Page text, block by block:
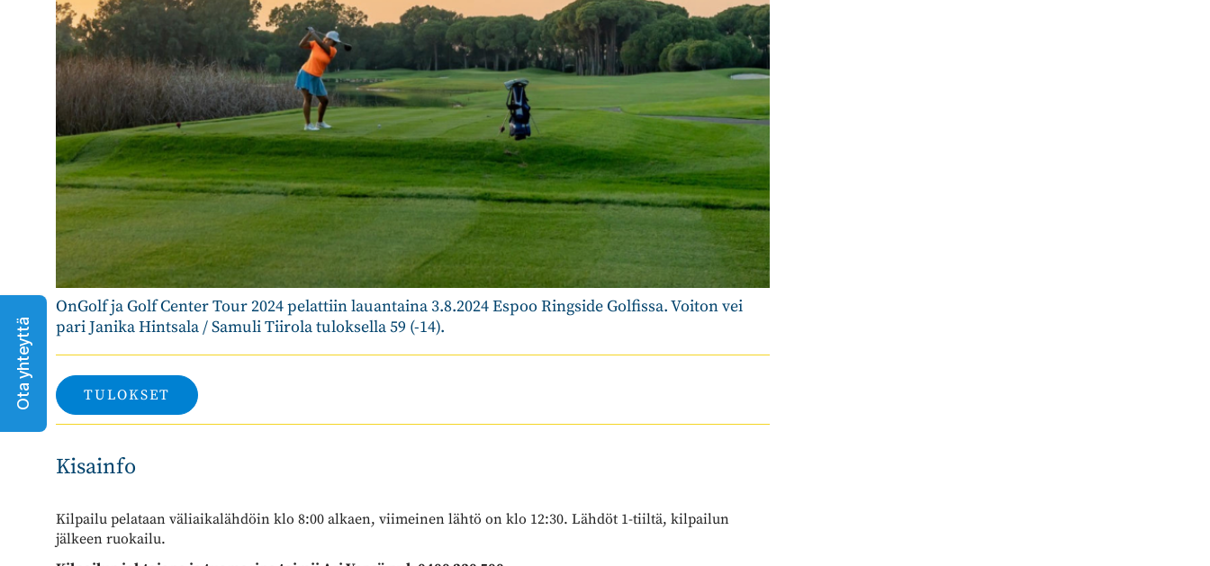
Ota yhteyttä
OnGolf ja Golf Center Tour 2024 pelattiin lauantaina 3.8.2024 Espoo Ringside Golfissa. Voiton vei
pari Janika Hintsala / Samuli Tiirola tuloksella 59 (-14).
TULOKSET
Kisainfo
Kilpailu pelataan väliaikalähdöin klo 8:00 alkaen, viimeinen lähtö on klo 12:30. Lähdöt 1-tiiltä, kilpailun
jälkeen ruokailu.